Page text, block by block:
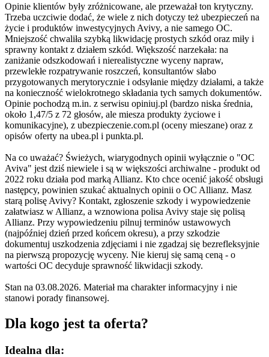
Opinie klientów były zróżnicowane, ale przeważał ton krytyczny.
Trzeba uczciwie dodać, że wiele z nich dotyczy też ubezpieczeń na
życie i produktów inwestycyjnych Avivy, a nie samego OC.
Mniejszość chwaliła szybką likwidację prostych szkód oraz miły i
sprawny kontakt z działem szkód. Większość narzekała: na
zaniżanie odszkodowań i nierealistyczne wyceny napraw,
przewlekłe rozpatrywanie roszczeń, konsultantów słabo
przygotowanych merytorycznie i odsyłanie między działami, a także
na konieczność wielokrotnego składania tych samych dokumentów.
Opinie pochodzą m.in. z serwisu opiniuj.pl (bardzo niska średnia,
około 1,47/5 z 72 głosów, ale miesza produkty życiowe i
komunikacyjne), z ubezpieczenie.com.pl (oceny mieszane) oraz z
opisów oferty na ubea.pl i punkta.pl.
Na co uważać? Świeżych, wiarygodnych opinii wyłącznie o "OC
Aviva" jest dziś niewiele i są w większości archiwalne - produkt od
2022 roku działa pod marką Allianz. Kto chce ocenić jakość obsługi
następcy, powinien szukać aktualnych opinii o OC Allianz. Masz
starą polisę Avivy? Kontakt, zgłoszenie szkody i wypowiedzenie
załatwiasz w Allianz, a wznowiona polisa Avivy staje się polisą
Allianz. Przy wypowiedzeniu pilnuj terminów ustawowych
(najpóźniej dzień przed końcem okresu), a przy szkodzie
dokumentuj uszkodzenia zdjęciami i nie zgadzaj się bezrefleksyjnie
na pierwszą propozycję wyceny. Nie kieruj się samą ceną - o
wartości OC decyduje sprawność likwidacji szkody.
Stan na 03.08.2026. Materiał ma charakter informacyjny i nie
stanowi porady finansowej.
Dla kogo jest ta oferta?
Idealna dla: